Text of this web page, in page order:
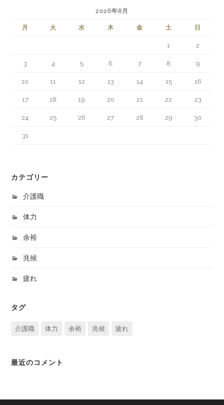
2026年8月
月 火 水 木 金 土 日
1 2
3 4 5 6 7 8 9
10 11 12 13 14 15 16
17 18 19 20 21 22 23
24 25 26 27 28 29 30
31
カテゴリー
介護職
体力
余裕
兆候
疲れ
タグ
介護職 体力 余裕 兆候 疲れ
最近のコメント